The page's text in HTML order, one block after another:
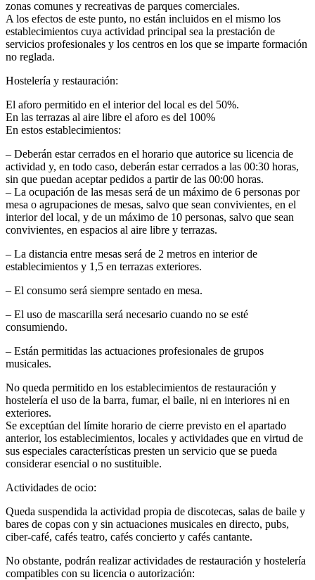
zonas comunes y recreativas de parques comerciales.
A los efectos de este punto, no están incluidos en el mismo los
establecimientos cuya actividad principal sea la prestación de
servicios profesionales y los centros en los que se imparte formación
no reglada.
Hostelería y restauración:
El aforo permitido en el interior del local es del 50%.
En las terrazas al aire libre el aforo es del 100%
En estos establecimientos:
– Deberán estar cerrados en el horario que autorice su licencia de
actividad y, en todo caso, deberán estar cerrados a las 00:30 horas,
sin que puedan aceptar pedidos a partir de las 00:00 horas.
– La ocupación de las mesas será de un máximo de 6 personas por
mesa o agrupaciones de mesas, salvo que sean convivientes, en el
interior del local, y de un máximo de 10 personas, salvo que sean
convivientes, en espacios al aire libre y terrazas.
– La distancia entre mesas será de 2 metros en interior de
establecimientos y 1,5 en terrazas exteriores.
– El consumo será siempre sentado en mesa.
– El uso de mascarilla será necesario cuando no se esté
consumiendo.
– Están permitidas las actuaciones profesionales de grupos
musicales.
No queda permitido en los establecimientos de restauración y
hostelería el uso de la barra, fumar, el baile, ni en interiores ni en
exteriores.
Se exceptúan del límite horario de cierre previsto en el apartado
anterior, los establecimientos, locales y actividades que en virtud de
sus especiales características presten un servicio que se pueda
considerar esencial o no sustituible.
Actividades de ocio:
Queda suspendida la actividad propia de discotecas, salas de baile y
bares de copas con y sin actuaciones musicales en directo, pubs,
ciber-café, cafés teatro, cafés concierto y cafés cantante.
No obstante, podrán realizar actividades de restauración y hostelería
compatibles con su licencia o autorización: